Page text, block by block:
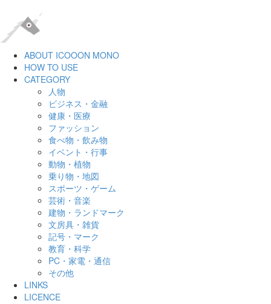
ABOUT ICOOON MONO
HOW TO USE
CATEGORY
人物
ビジネス・金融
健康・医療
ファッション
食べ物・飲み物
イベント・行事
動物・植物
乗り物・地図
スポーツ・ゲーム
芸術・音楽
建物・ランドマーク
文房具・雑貨
記号・マーク
教育・科学
PC・家電・通信
その他
LINKS
LICENCE